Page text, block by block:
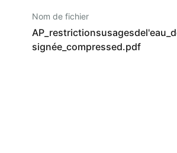
Nom de fichier
signée_compressed.pdf